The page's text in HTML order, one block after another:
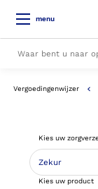
menu
Alle resultaten
Vergoedingenwijzer
Kies uw
Kies uw product